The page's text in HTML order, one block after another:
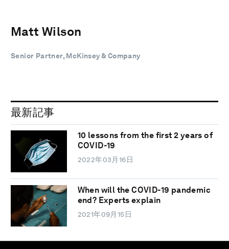
Matt Wilson
Senior Partner, McKinsey & Company
最新記事
10 lessons from the first 2 years of
COVID-19
2022年03月16日
When will the COVID-19 pandemic
end? Experts explain
2021年09月15日